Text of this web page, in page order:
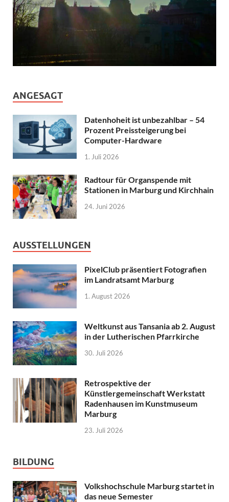
ANGESAGT
Datenhoheit ist unbezahlbar – 54
Prozent Preissteigerung bei
Computer-Hardware
1. Juli 2026
Radtour für Organspende mit
Stationen in Marburg und Kirchhain
24. Juni 2026
AUSSTELLUNGEN
PixelClub präsentiert Fotografien
im Landratsamt Marburg
1. August 2026
Weltkunst aus Tansania ab 2. August
in der Lutherischen Pfarrkirche
30. Juli 2026
Retrospektive der
Künstlergemeinschaft Werkstatt
Radenhausen im Kunstmuseum
Marburg
23. Juli 2026
BILDUNG
Volkshochschule Marburg startet in
das neue Semester